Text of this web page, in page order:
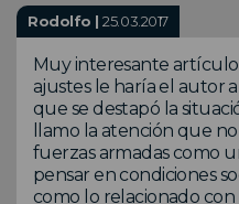
Rodolfo |25.03.2017
Muy interesante
ajustes le haría el autor
que se destapó la
llamo la atención que
fuerzas armadas como
pensar en condiciones
como lo relacionado